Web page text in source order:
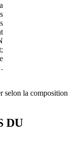
selon la composition
DU